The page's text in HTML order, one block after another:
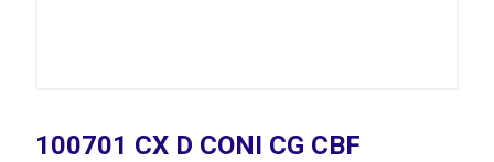
100701 CX D CONI CG CBF